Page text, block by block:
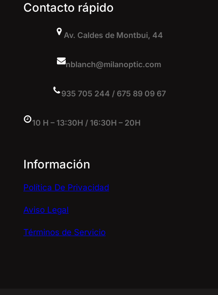
Contacto rápido
Av. Caldes de Montbui, 44
nblanch@milanoptic.com
935 705 244 / 675 89 09 67
10 H – 13:30H / 16:30H – 20H
Información
Política De Privacidad
Aviso Legal
Términos de Servicio